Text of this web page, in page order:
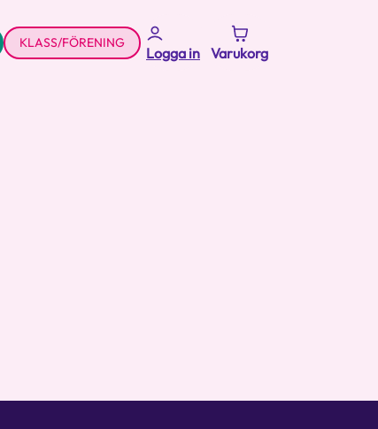
KLASS/FÖRENING
Logga in Varukorg